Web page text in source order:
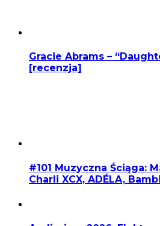
Gracie Abrams –
[recenzja]
#101 Muzyczna Ściąga:
Charli XCX, ADÉLA, Bambi